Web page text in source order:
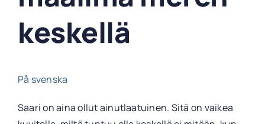
keskellä
På svenska
Saari on aina ollut ainutlaatuinen. Sitä on vaikea